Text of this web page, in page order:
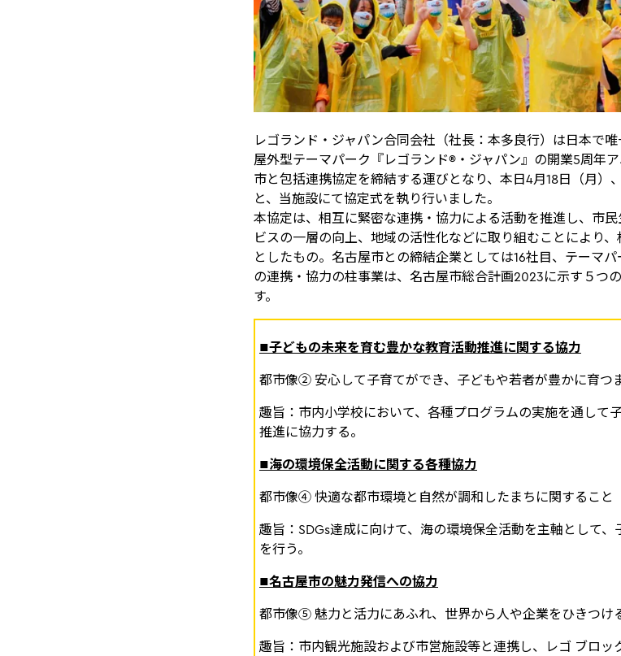
レゴランド・ジャパン合同会社（社長：本多良行）は日本で
屋外型テーマパーク『レゴランド®・ジャパン』の開業5周年
市と包括連携協定を締結する運びとなり、本日4月18日（月）
と、当施設にて協定式を執り行いました。
本協定は、相互に緊密な連携・協力による活動を推進し、市
ビスの一層の向上、地域の活性化などに取り組むことにより
としたもの。名古屋市との締結企業としては16社目、テーマ
の連携・協力の柱事業は、名古屋市総合計画2023に示す５つ
す。
■子どもの未来を育む豊かな教育活動推進に関する協力
都市像② 安心して子育てができ、子どもや若者が豊かに育つ
趣旨：市内小学校において、各種プログラムの実施を通して
推進に協力する。
■海の環境保全活動に関する各種協力
都市像④ 快適な都市環境と自然が調和したまちに関すること
趣旨：SDGs達成に向けて、海の環境保全活動を主軸として
を行う。
■名古屋市の魅力発信への協力
都市像⑤ 魅力と活力にあふれ、世界から人や企業をひきつけ
趣旨：市内観光施設および市営施設等と連携し、レゴ ブロッ